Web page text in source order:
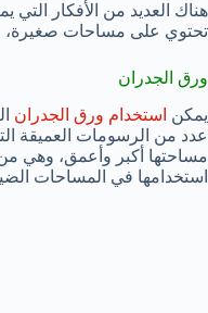
هناك العديد من الأفكار التي
تحتوي على مساحات صغيرة،
ورق الجدران
يمكن استخدام ورق الجدران
عدد من الرسومات العميقة
مساحتها أكبر وأعمق، وهي
استخدامها في المساحات